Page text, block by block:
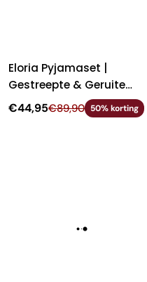
Eloria Pyjamaset |
Gestreepte & Geruite
Nachtset met Blouse
€44,95€89,90 50% korting